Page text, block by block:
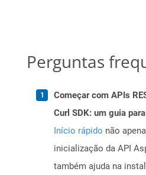
Perguntas
Começar com APIs
Curl SDK: um guia
Início rápido não
inicialização da API
também ajuda na